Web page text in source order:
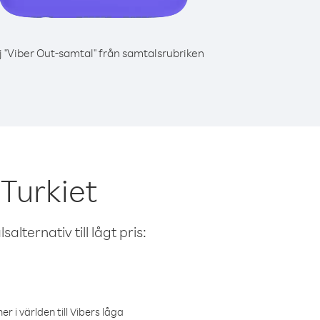
"Viber Out-samtal" från samtalsrubriken
till lågt pris:
i världen till Vibers låga